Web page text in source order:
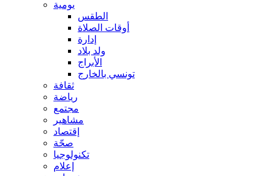
يومية
الطقس
أوقات الصلاة
إدارة
ولد بلاد
الأبراج
تونسي بالخارج
ثقافة
رياضة
مجتمع
مشاهير
إقتصاد
صحّة
تكنولوجيا
إعلام